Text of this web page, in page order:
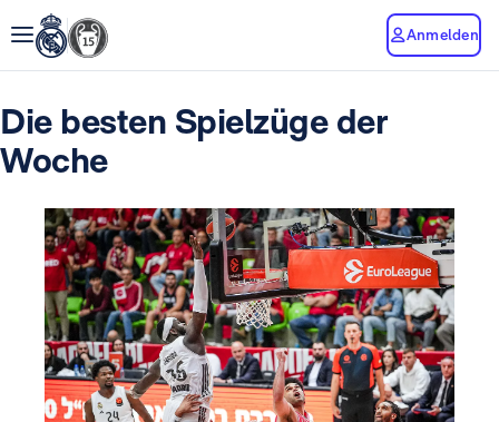
Anmelden
Die besten Spielzüge der
Woche